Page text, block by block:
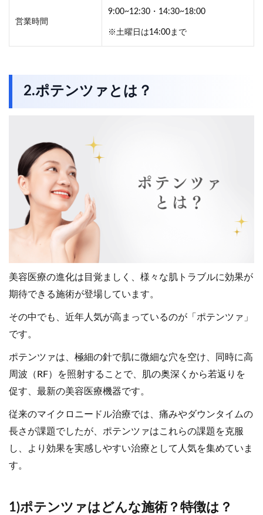
営業時間
9:00~12:30・14:30~18:00
※土曜日は14:00まで
2.ポテンツァとは？
美容医療の進化は目覚ましく、様々な肌トラブルに効果が
期待できる施術が登場しています。
その中でも、近年人気が高まっているのが「ポテンツァ」
です。
ポテンツァは、極細の針で肌に微細な穴を空け、同時に高
周波（RF）を照射することで、肌の奥深くから若返りを
促す、最新の美容医療機器です。
従来のマイクロニードル治療では、痛みやダウンタイムの
長さが課題でしたが、ポテンツァはこれらの課題を克服
し、より効果を実感しやすい治療として人気を集めていま
す。
1)ポテンツァはどんな施術？特徴は？